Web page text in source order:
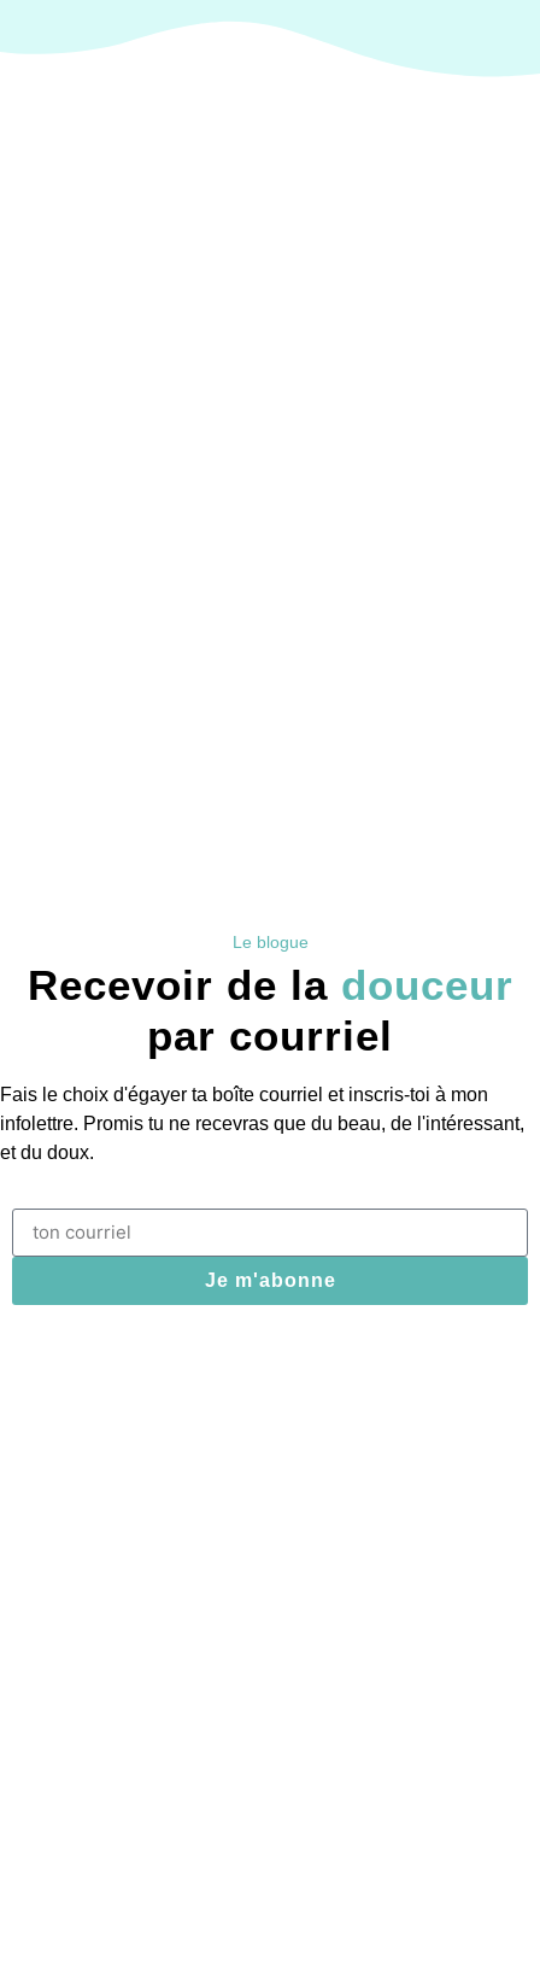
Le blogue
Recevoir de la douceur
par courriel
Fais le choix d'égayer ta boîte courriel et inscris-toi à mon
infolettre. Promis tu ne recevras que du beau, de l'intéressant,
et du doux.
Je m'abonne